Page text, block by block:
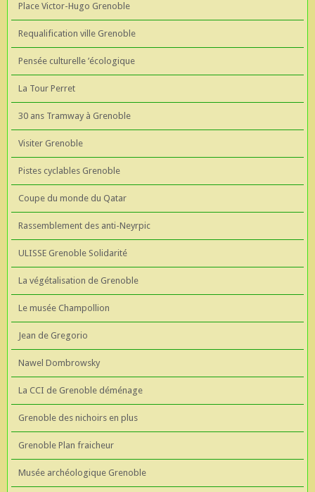
Place Victor-Hugo Grenoble
Requalification ville Grenoble
Pensée culturelle ’écologique
La Tour Perret
30 ans Tramway à Grenoble
Visiter Grenoble
Pistes cyclables Grenoble
Coupe du monde du Qatar
Rassemblement des anti-Neyrpic
ULISSE Grenoble Solidarité
La végétalisation de Grenoble
Le musée Champollion
Jean de Gregorio
Nawel Dombrowsky
La CCI de Grenoble déménage
Grenoble des nichoirs en plus
Grenoble Plan fraicheur
Musée archéologique Grenoble